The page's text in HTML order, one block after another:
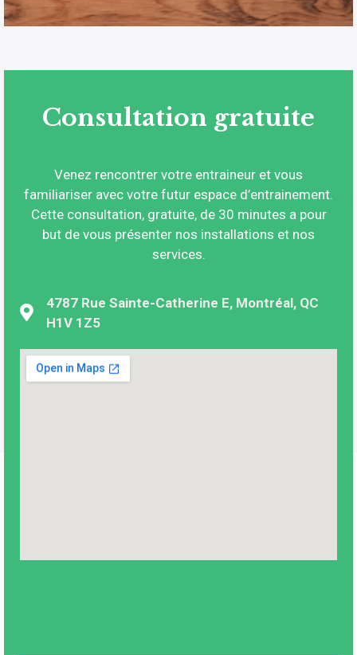
Consultation gratuite
Venez rencontrer votre entraineur et vous
familiariser avec votre futur espace d’entrainement.
Cette consultation, gratuite, de 30 minutes a pour
but de vous présenter nos installations et nos
services.
4787 Rue Sainte-Catherine E, Montréal, QC
H1V 1Z5